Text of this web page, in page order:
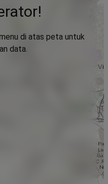
di atas peta untuk
data.